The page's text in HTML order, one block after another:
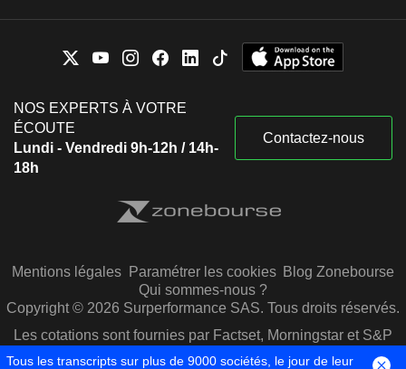
NOS EXPERTS À VOTRE
ÉCOUTE
Lundi - Vendredi 9h-12h / 14h-
18h
Contactez-nous
Mentions légales Paramétrer les cookies Blog Zonebourse
Qui sommes-nous ?
Copyright © 2026 Surperformance SAS. Tous droits réservés.
Les cotations sont fournies par Factset, Morningstar et S&P
Capital IQ
Tous les transcripts sur plus de 9000 sociétés, le jour de leur